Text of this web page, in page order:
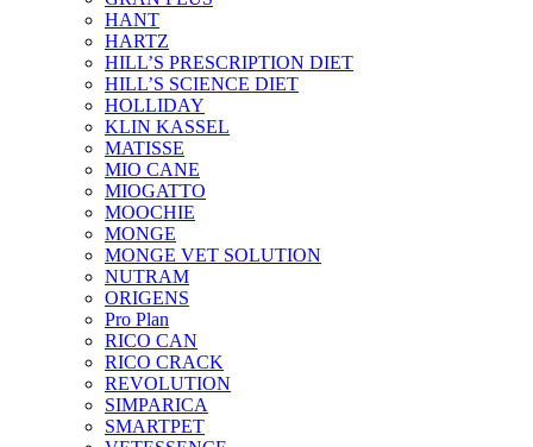
HANT
HARTZ
HILL’S PRESCRIPTION DIET
HILL’S SCIENCE DIET
HOLLIDAY
KLIN KASSEL
MATISSE
MIO CANE
MIOGATTO
MOOCHIE
MONGE
MONGE VET SOLUTION
NUTRAM
ORIGENS
Pro Plan
RICO CAN
RICO CRACK
REVOLUTION
SIMPARICA
SMARTPET